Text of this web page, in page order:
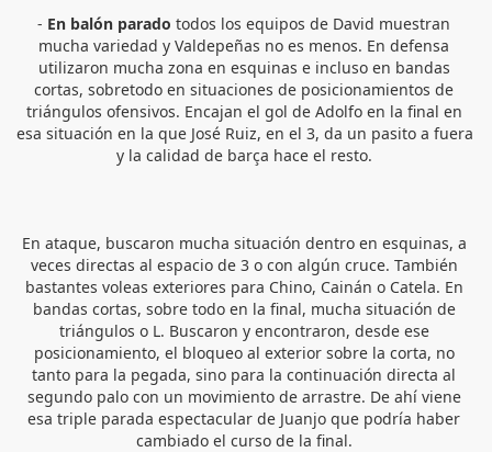
- En balón parado todos los equipos de David muestran
mucha variedad y Valdepeñas no es menos. En defensa
utilizaron mucha zona en esquinas e incluso en bandas
cortas, sobretodo en situaciones de posicionamientos de
triángulos ofensivos. Encajan el gol de Adolfo en la final en
esa situación en la que José Ruiz, en el 3, da un pasito a fuera
y la calidad de barça hace el resto.
En ataque, buscaron mucha situación dentro en esquinas, a
veces directas al espacio de 3 o con algún cruce. También
bastantes voleas exteriores para Chino, Cainán o Catela. En
bandas cortas, sobre todo en la final, mucha situación de
triángulos o L. Buscaron y encontraron, desde ese
posicionamiento, el bloqueo al exterior sobre la corta, no
tanto para la pegada, sino para la continuación directa al
segundo palo con un movimiento de arrastre. De ahí viene
esa triple parada espectacular de Juanjo que podría haber
cambiado el curso de la final.